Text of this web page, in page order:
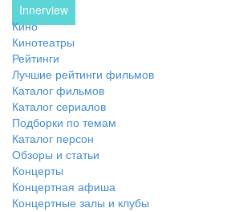
Innerview
Кино
Кинотеатры
Рейтинги
Лучшие рейтинги фильмов
Каталог фильмов
Каталог сериалов
Подборки по темам
Каталог персон
Обзоры и статьи
Концерты
Концертная афиша
Концертные залы и клубы